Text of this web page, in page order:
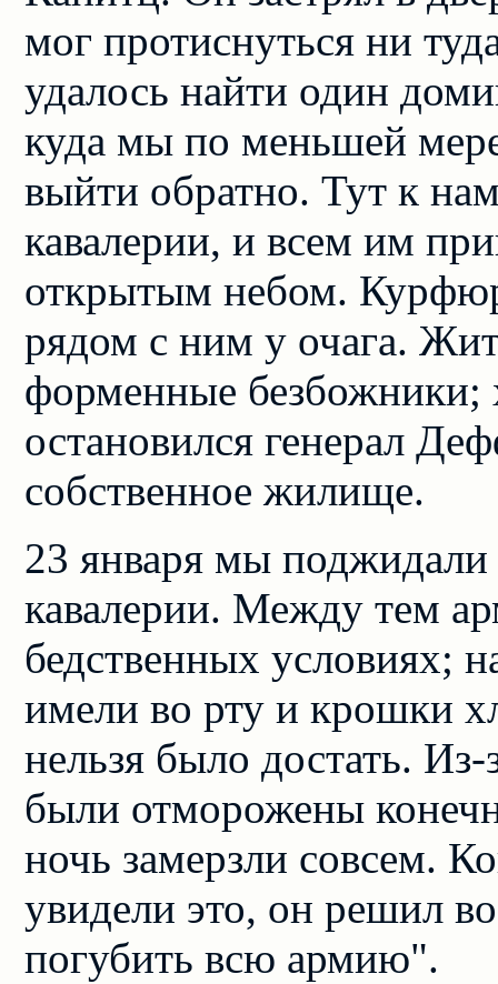
мог протиснуться ни
удалось найти один
куда мы по меньшей
выйти обратно. Тут к
кавалерии, и всем им
открытым небом.
рядом с ним у очага.
форменные безбожники;
остановился генерал
собственное жилище.
23 января мы
кавалерии. Между тем
бедственных условиях;
имели во рту и крошки
нельзя было достать.
были отморожены
ночь замерзли совсем.
увидели это, он решил
погубить всю армию".